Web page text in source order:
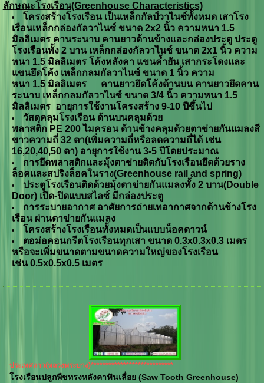
ลักษณะโรงเรือน(Greenhouse Characteristics)
โครงสร้างโรงเรือน เป็นเหล็กกัลป์วาไนซ์ทั้งหมด เสาโรง
เรือนเหล็กกล่องกัลวาไนซ์ ขนาด 2x2 นิ้ว ความหนา 1.5
มิลลิเมตร คานระนาบ คานยาวด้านข้างและกล่องประตู ประตู
โรงเรือนทั้ง 2 บาน เหล็กกล่องกัลวาไนซ์ ขนาด 2x1 นิ้ว ความ
หนา 1.5 มิลลิเมตร โค้งหลังคา แขนค้ำยัน เสากระโดงและ
แขนยึดโค้ง เหล็กกลมกัลวาไนซ์ ขนาด 1 นิ้ว ความ
หนา 1.5 มิลลิเมตร คานยาวยึดโค้งด้านบน คานยาวยึดคาน
ระนาบ เหล็กกลมกัลวาไนซ์ ขนาด 3/4 นิ้ว ความหนา 1.5
มิลลิเมตร อายุการใช้งานโครงสร้าง9-10 ปีขึ้นไป
วัสดุคลุมโรงเรือน ด้านบนคลุมด้วย
พลาสติกPE 200 ไมครอน ด้านข้างคลุมด้วยตาข่ายกันแมลงสี
ขาวความถี่ 32 ตา(เพิ่มความถี่หรือลดความถี่ได้ เช่น
16,20,40,50 ตา) อายุการใช้งาน 3-5 ปีโดยประมาณ
การยึดพลาสติกและมุ้งตาข่ายติดกับโรงเรือนยึดด้วยราง
ล็อคและสปริงล็อคในราง(Greenhouse rail and spring)
ประตูโรงเรือนติดด้วยมุ้งตาข่ายกันแมลงทั้ง 2 บาน(Double
Door) เปิด-ปิดแบบสไลซ์ มีกล่องประตู
การระบายอากาศ อาศัยการถ่ายเทอากาศจากด้านข้างโรง
เรือน ผ่านตาข่ายกันแมลง
โครงสร้างโรงเรือนทั้งหมดเป็นแบบน็อคดาวน์
ตอม่อคอนกรีตโรงเรือนทุกเสา ขนาด 0.3x0.3x0.3 เมตร
หรือจะเพิ่มขนาดตามขนาดความใหญ่ของโรงเรือน
เช่น0.5x0.5x0.5 เมตร
ประเทศลาว(หลวงพระบาง)****************************
โรงเรือนปลูกพืชทรงหลังคาฟันเลื่อย (Saw Tooth Greenhouse)